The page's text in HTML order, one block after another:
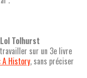
Tolhurst
sur un 3e livre
A History, sans préciser